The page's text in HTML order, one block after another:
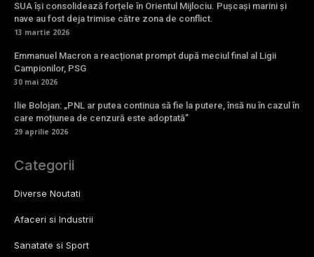
SUA își consolidează forțele în Orientul Mijlociu. Pușcași marini și
nave au fost deja trimise către zona de conflict.
13 martie 2026
Emmanuel Macron a reacționat prompt după meciul final al Ligii
Campionilor, PSG
30 mai 2026
Ilie Bolojan: „PNL ar putea continua să fie la putere, însă nu în cazul în
care moțiunea de cenzură este adoptată”
29 aprilie 2026
Categorii
Diverse Noutati
Afaceri si Industrii
Sanatate si Sport